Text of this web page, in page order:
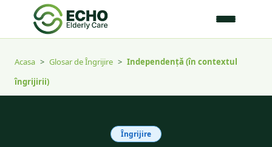
Acasa > Glosar de Îngrijire > Independență (în contextul
îngrijirii)
Îngrijire